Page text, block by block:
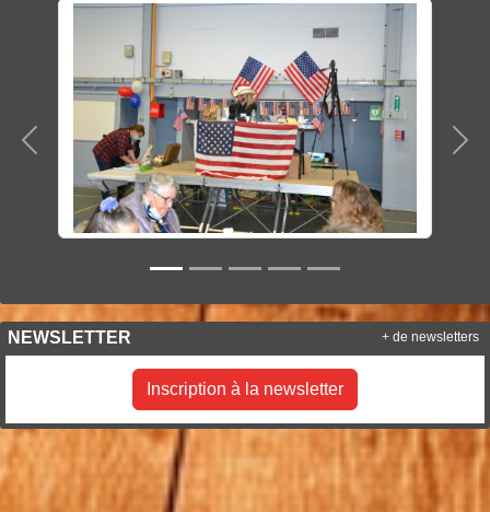
Précedent
NEWSLETTER
Inscription à la newsletter
+ de newsletters